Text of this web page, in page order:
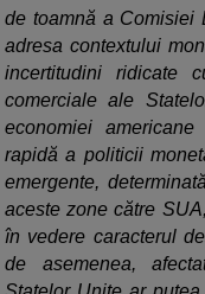
de toamnă a Comisiei
adresa contextului
incertitudini ridicate
comerciale ale
economiei
rapidă a politicii
emergente,
aceste zone către
în vedere caracterul
de asemenea,